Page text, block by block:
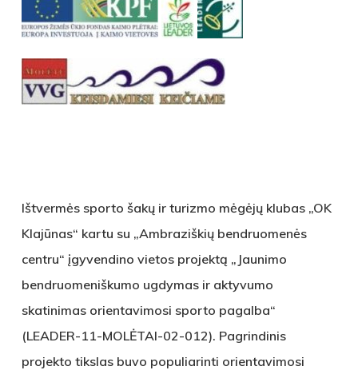
Ištvermės sporto šakų ir turizmo mėgėjų klubas „OK
Klajūnas“ kartu su „Ambraziškių bendruomenės
centru“ įgyvendino vietos projektą „Jaunimo
bendruomeniškumo ugdymas ir aktyvumo
skatinimas orientavimosi sporto pagalba“
(LEADER-11-MOLĖTAI-02-012). Pagrindinis
projekto tikslas buvo populiarinti orientavimosi